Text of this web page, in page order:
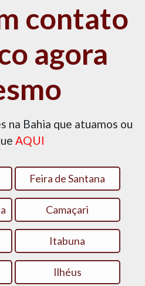
contato
agora
na Bahia que atuamos ou
AQUI
Feira de Santana
Camaçari
Itabuna
Ilhéus